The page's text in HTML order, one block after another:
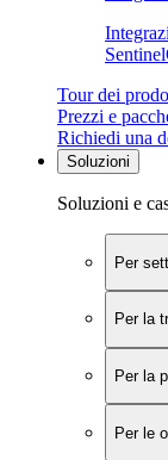
Tour dei
Prezzi e
Richiedi una
Soluzioni
Soluzioni e
Per
Per la
Per la
Per le